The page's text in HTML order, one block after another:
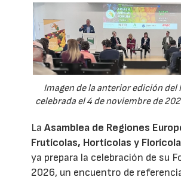
Imagen de la anterior edición del
celebrada el 4 de noviembre de
LaAsamblea de Regiones
Frutícolas, Hortícolas y
ya prepara la celebración de su
2026, un encuentro de